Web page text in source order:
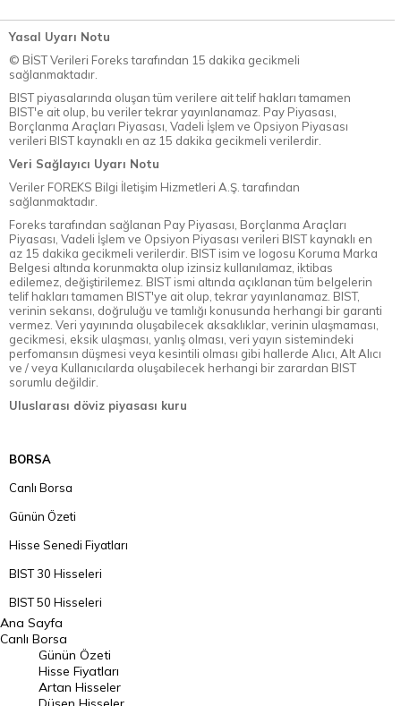
Yasal Uyarı Notu
© BİST Verileri Foreks tarafından 15 dakika gecikmeli
sağlanmaktadır.
BIST piyasalarında oluşan tüm verilere ait telif hakları tamamen
BIST'e ait olup, bu veriler tekrar yayınlanamaz. Pay Piyasası,
Borçlanma Araçları Piyasası, Vadeli İşlem ve Opsiyon Piyasası
verileri BIST kaynaklı en az 15 dakika gecikmeli verilerdir.
Veri Sağlayıcı Uyarı Notu
Veriler FOREKS Bilgi İletişim Hizmetleri A.Ş. tarafından
sağlanmaktadır.
Foreks tarafından sağlanan Pay Piyasası, Borçlanma Araçları
Piyasası, Vadeli İşlem ve Opsiyon Piyasası verileri BIST kaynaklı en
az 15 dakika gecikmeli verilerdir. BIST isim ve logosu Koruma Marka
Belgesi altında korunmakta olup izinsiz kullanılamaz, iktibas
edilemez, değiştirilemez. BIST ismi altında açıklanan tüm belgelerin
telif hakları tamamen BIST'ye ait olup, tekrar yayınlanamaz. BIST,
verinin sekansı, doğruluğu ve tamlığı konusunda herhangi bir garanti
vermez. Veri yayınında oluşabilecek aksaklıklar, verinin ulaşmaması,
gecikmesi, eksik ulaşması, yanlış olması, veri yayın sistemindeki
perfomansın düşmesi veya kesintili olması gibi hallerde Alıcı, Alt Alıcı
ve / veya Kullanıcılarda oluşabilecek herhangi bir zarardan BIST
sorumlu değildir.
Uluslarası döviz piyasası kuru
BORSA
Canlı Borsa
Günün Özeti
Hisse Senedi Fiyatları
BIST 30 Hisseleri
BIST 50 Hisseleri
BIST 100 Hisseleri
En Çok Artan Hisseler
En Çok Düşen Hisseler
Ana Sayfa
Canlı Borsa
Günün Özeti
Hisse Fiyatları
Artan Hisseler